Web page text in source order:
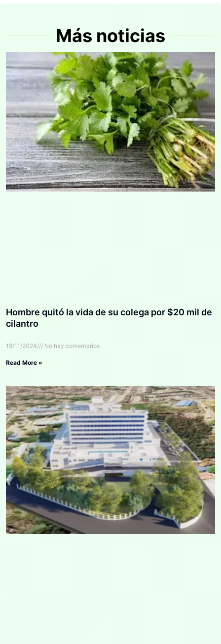
Más noticias
Hombre quitó la vida de su colega por $20 mil de
cilantro
18/11/2024 No hay comentarios
Read More »